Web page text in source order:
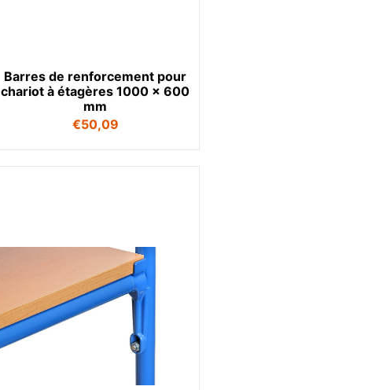
Barres de renforcement pour
chariot à étagères 1000 x 600
mm
€50,09